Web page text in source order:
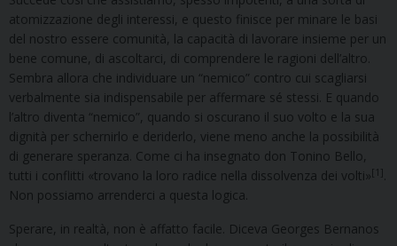
atomizzazione degli interessi, e questo finisce per minare le basi
del nostro essere comunità, la capacità di lavorare insieme per un
bene comune, di ascoltarci, di comprendere le ragioni dell’altro.
Sembra allora che individuare un “nemico” contro cui scagliarsi
verbalmente sia indispensabile per affermare sé stessi. E quando
l’altro diventa “nemico”, quando si oscurano il suo volto e la sua
dignità per schernirlo e deriderlo, viene meno anche la possibilità
di generare speranza. Come ci ha insegnato don Tonino Bello,
tutti i conflitti «trovano la loro radice nella dissolvenza dei volti»[1]
Non possiamo arrenderci a questa logica.
Sperare, in realtà, non è affatto facile. Diceva Georges Bernanos